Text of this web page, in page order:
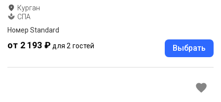
Курган
СПА
Номер Standard
от 2 193 ₽ для 2 гостей Выбрать